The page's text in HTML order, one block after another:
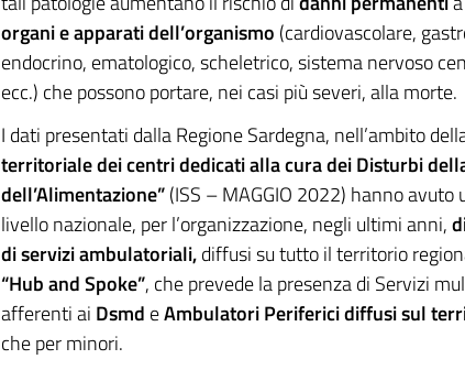
organi e apparati dell’organismo (cardiovascolare,
endocrino, ematologico, scheletrico, sistema nervoso
ecc.) che possono portare, nei casi più severi, alla morte.
I dati presentati dalla Regione Sardegna, nell’ambito
territoriale dei centri dedicati alla cura dei Disturbi
dell’Alimentazione”(ISS – MAGGIO 2022) hanno avuto
livello nazionale, per l’organizzazione, negli ultimi anni,
di servizi ambulatoriali,diffusi su tutto il territorio
“Hub and Spoke”, che prevede la presenza di Servizi
afferenti ai Dsmd eAmbulatori Periferici diffusi sul
che per minori.